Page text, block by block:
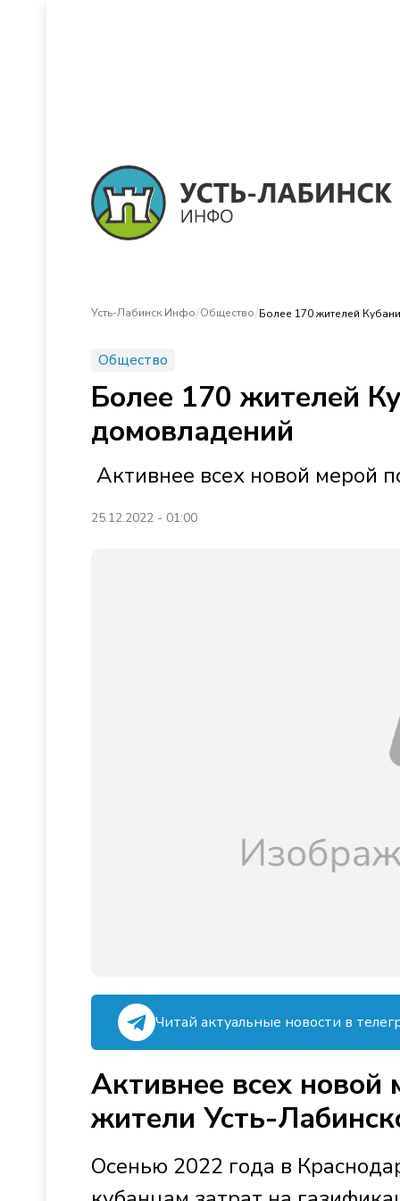
Усть-Лабинск Инфо/Общество/Более 170 жителей
Общество
Более 170 жителей
домовладений
Активнее всех новой мерой
25.12.2022 - 01:00
Читай актуальные новости в
Активнее всех
жители Усть-
Осенью 2022 года в